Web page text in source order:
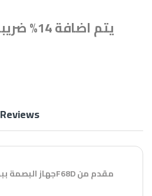
يتم اضافة 14% ضريبة القيمة المضافة
Reviews